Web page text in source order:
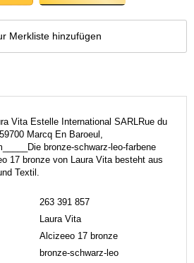
Merkliste hinzufügen
Vita Estelle International SARLRue du
Marcq En Baroeul,
bronze-schwarz-leo-farbene
17 bronze von Laura Vita besteht aus
Textil.
263 391 857
Laura Vita
Alcizeeo 17 bronze
bronze-schwarz-leo